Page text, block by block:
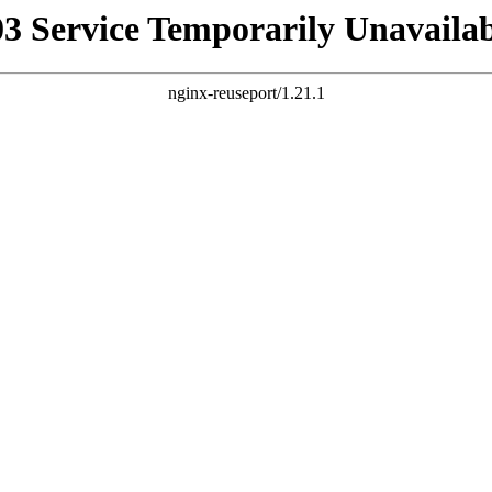
Service Temporarily
nginx-reuseport/1.21.1